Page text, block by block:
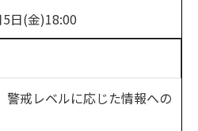
日(金)18:00
警戒レベルに応じた情報への